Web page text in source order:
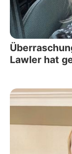
Lawler hat